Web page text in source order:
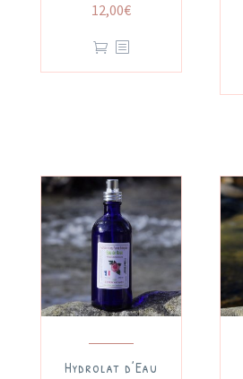
12,00€
Hydrolat d’Eau